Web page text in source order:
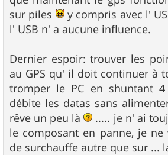
sur piles
y compris avec l'
l' USB n' a aucune influence.
Dernier espoir: trouver les
au GPS qu' il doit continuer à
tromper le PC en shuntant
débite les datas sans
rêve un peu là
..... je n' ai
le composant en panne, je
de surchauffe autre que sur ...